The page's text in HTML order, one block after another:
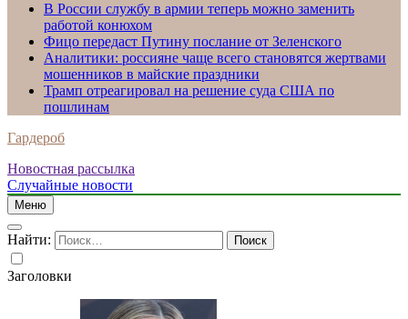
В России службу в армии теперь можно заменить
работой конюхом
Фицо передаст Путину послание от Зеленского
Аналитики: россияне чаще всего становятся жертвами
мошенников в майские праздники
Трамп отреагировал на решение суда США по
пошлинам
Гардероб
Новостная рассылка
Случайные новости
Меню
Найти:
Заголовки